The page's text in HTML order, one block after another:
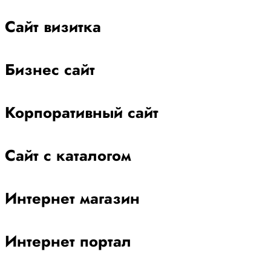
Сайт визитка
Бизнес сайт
Корпоративный сайт
Сайт с каталогом
Интернет магазин
Интернет портал